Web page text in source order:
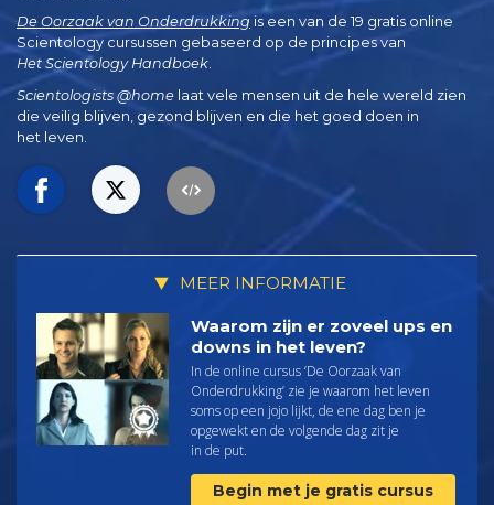
De Oorzaak van Onderdrukking is een van de 19 gratis online
Scientology cursussen gebaseerd op de principes van
Het Scientology Handboek.
Scientologists @home laat vele mensen uit de hele wereld zien
die veilig blijven, gezond blijven en die het goed doen in
het leven.
MEER INFORMATIE
Waarom zijn er zoveel ups en
downs in het leven?
In de online cursus ‘De Oorzaak van
Onderdrukking’ zie je waarom het leven
soms op een jojo lijkt, de ene dag ben je
opgewekt en de volgende dag zit je
in de put.
Begin met je gratis cursus